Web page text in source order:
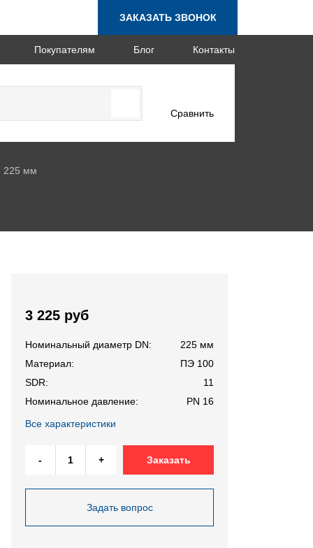
ЗАКАЗАТЬ ЗВОНОК
Покупателям Блог Контакты
Сравнить
225 мм
3 225 руб
Номинальный диаметр DN:
225 мм
Материал:
ПЭ 100
SDR:
11
Номинальное давление:
PN 16
Все характеристики
- + Заказать
Задать вопрос